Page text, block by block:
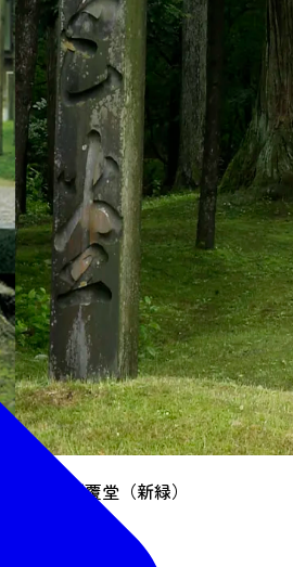
金色堂新覆堂（新緑）